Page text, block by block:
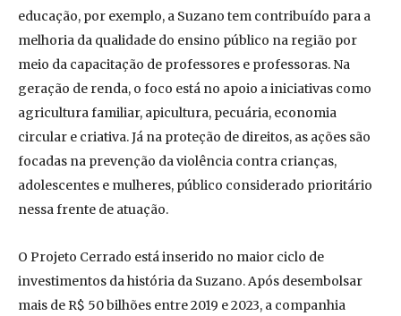
educação, por exemplo, a Suzano tem contribuído para a
melhoria da qualidade do ensino público na região por
meio da capacitação de professores e professoras. Na
geração de renda, o foco está no apoio a iniciativas como
agricultura familiar, apicultura, pecuária, economia
circular e criativa. Já na proteção de direitos, as ações são
focadas na prevenção da violência contra crianças,
adolescentes e mulheres, público considerado prioritário
nessa frente de atuação.
O Projeto Cerrado está inserido no maior ciclo de
investimentos da história da Suzano. Após desembolsar
mais de R$ 50 bilhões entre 2019 e 2023, a companhia